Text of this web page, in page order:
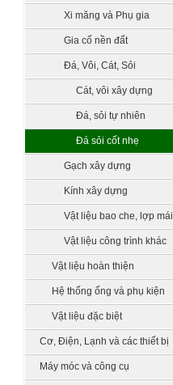
Xi măng và Phụ gia
Gia cố nền đất
Đá, Vôi, Cát, Sỏi
Cát, vôi xây dựng
Đá, sỏi tự nhiên
Đá sỏi cốt nhẹ
Gạch xây dựng
Kính xây dựng
Vật liệu bao che, lợp mái
Vật liệu công trình khác
Vật liệu hoàn thiện
Hệ thống ống và phụ kiện
Vật liệu đặc biệt
Cơ, Điện, Lạnh và các thiết bị
công nghệ
Máy móc và công cụ